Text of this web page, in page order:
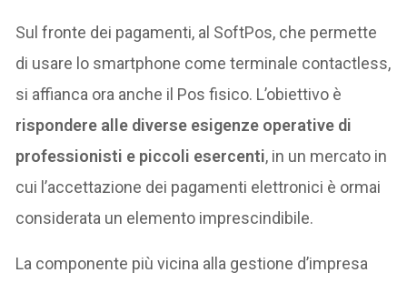
Sul fronte dei pagamenti, al SoftPos, che permette
di usare lo smartphone come terminale contactless,
si affianca ora anche il Pos fisico. L’obiettivo è
rispondere alle diverse esigenze operative di
professionisti e piccoli esercenti, in un mercato in
cui l’accettazione dei pagamenti elettronici è ormai
considerata un elemento imprescindibile.
La componente più vicina alla gestione d’impresa